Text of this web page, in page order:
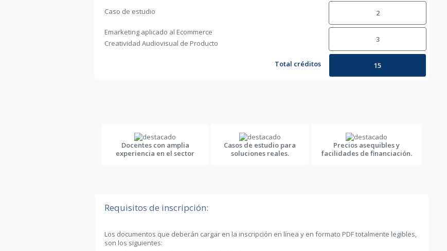
Caso de estudio 2
Emarketing aplicado al Ecommerce
Creatividad Audiovisual de Producto
3
Total créditos 15
Docentes con amplia
experiencia en el sector
Casos de estudio para
soluciones reales.
Precios asequibles y
facilidades de financiación.
Requisitos de inscripción:
Los documentos que deberán cargar en la inscripción en línea y en formato PDF totalmente legibles,
son los siguientes: